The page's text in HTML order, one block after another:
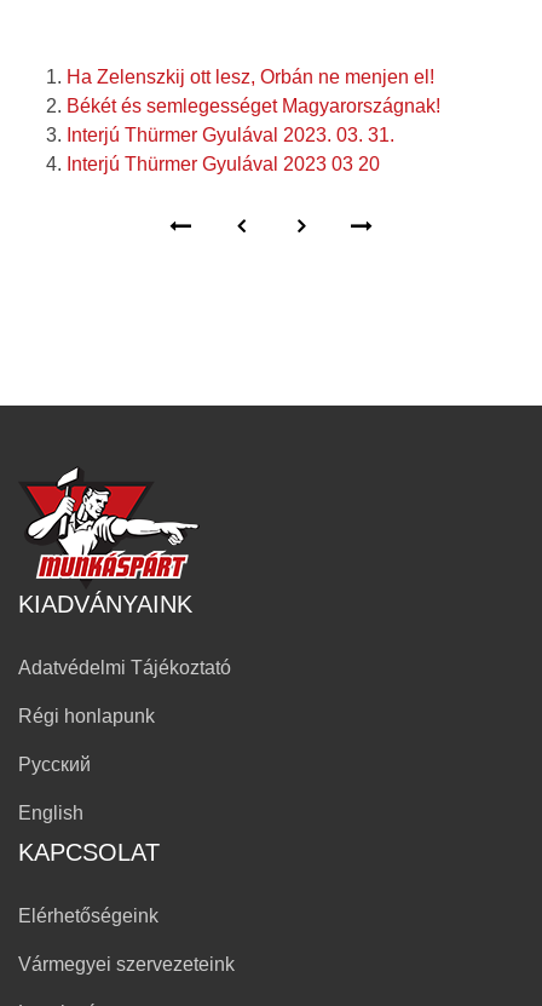
Ha Zelenszkij ott lesz, Orbán ne menjen el!
Békét és semlegességet Magyarországnak!
Interjú Thürmer Gyulával 2023. 03. 31.
Interjú Thürmer Gyulával 2023 03 20
KIADVÁNYAINK
Adatvédelmi Tájékoztató
Régi honlapunk
Русский
English
KAPCSOLAT
Elérhetőségeink
Vármegyei szervezeteink